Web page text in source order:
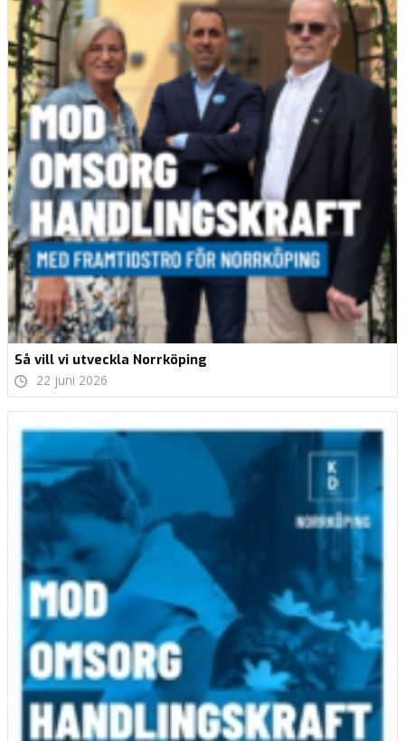
Så vill vi utveckla Norrköping
22 juni 2026